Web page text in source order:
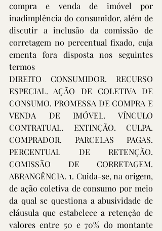
compra e venda de imóvel por
inadimplência do consumidor, além de
discutir a inclusão da comissão de
corretagem no percentual fixado, cuja
ementa fora disposta nos seguintes
termos
DIREITO CONSUMIDOR. RECURSO
ESPECIAL. AÇÃO DE COLETIVA DE
CONSUMO. PROMESSA DE COMPRA E
VENDA DE IMÓVEL. VÍNCULO
CONTRATUAL. EXTINÇÃO. CULPA.
COMPRADOR. PARCELAS PAGAS.
PERCENTUAL DE RETENÇÃO.
COMISSÃO DE CORRETAGEM.
ABRANGÊNCIA. 1. Cuida-se, na origem,
de ação coletiva de consumo por meio
da qual se questiona a abusividade de
cláusula que estabelece a retenção de
valores entre 50 e 70% do montante